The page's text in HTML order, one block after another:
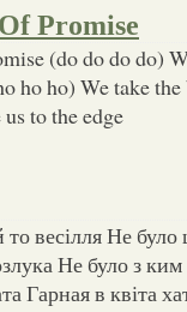
Promise
(do do do do)
ho ho) We take
to the edge
то весілля Не
Не було з
Гарная в квіта